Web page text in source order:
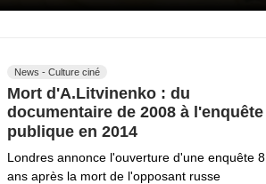
News - Culture ciné
Mort d'A.Litvinenko : du
documentaire de 2008 à l'enquête
publique en 2014
Londres annonce l'ouverture d'une enquête 8
ans après la mort de l'opposant russe